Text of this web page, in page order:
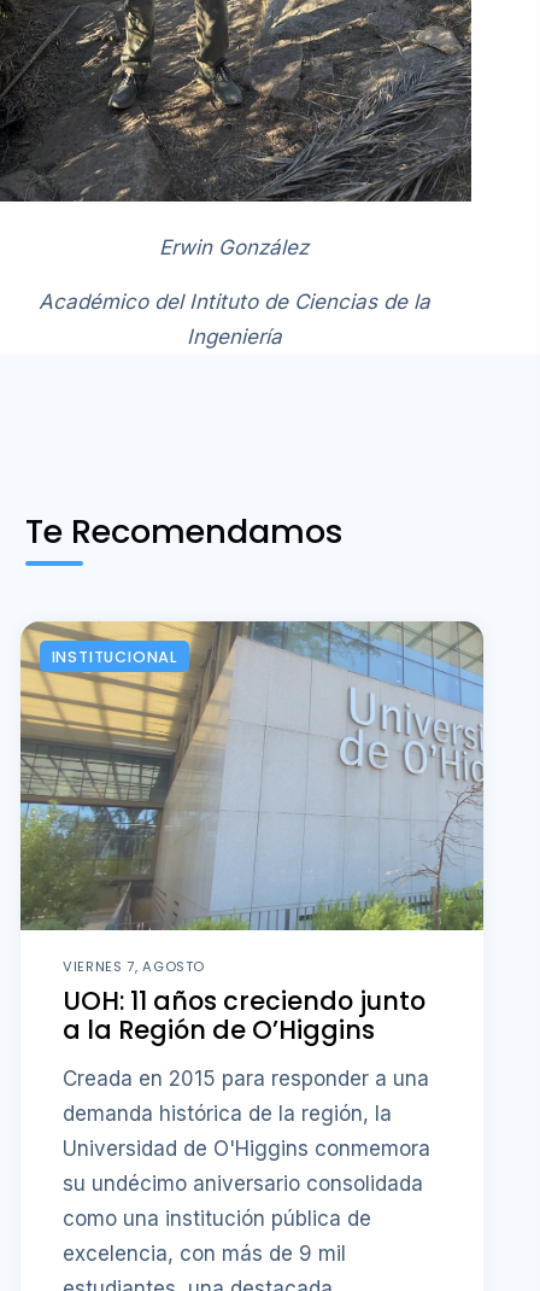
Erwin González
Académico del Intituto de Ciencias de la
Ingeniería
Te Recomendamos
INSTITUCIONAL
VIERNES 7, AGOSTO
UOH: 11 años creciendo junto
a la Región de O’Higgins
Creada en 2015 para responder a una
demanda histórica de la región, la
Universidad de O'Higgins conmemora
su undécimo aniversario consolidada
como una institución pública de
excelencia, con más de 9 mil